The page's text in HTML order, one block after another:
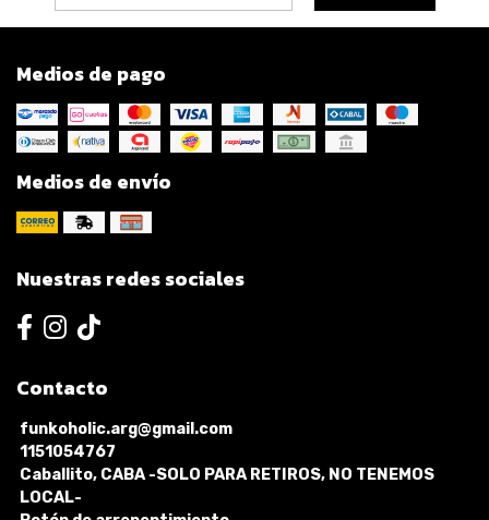
Medios de pago
Medios de envío
Nuestras redes sociales
Contacto
funkoholic.arg@gmail.com
1151054767
Caballito, CABA -SOLO PARA RETIROS, NO TENEMOS
LOCAL-